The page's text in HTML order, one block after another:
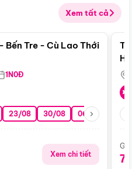
Xem tất cả
Điểm nổi bật
Bến Tre - Cù Lao Thới
1N0Đ
23/08 30/08 06/09 13/09
Xem chi tiết